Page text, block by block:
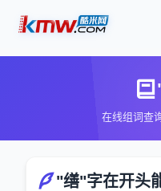
在线组词查
"缮"字在开头